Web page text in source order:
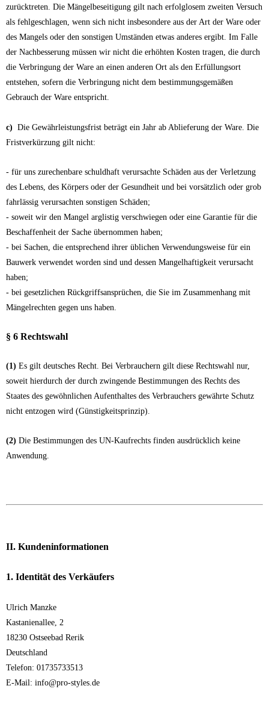
zurücktreten. Die Mängelbeseitigung gilt nach erfolglosem zweiten Versuch
als fehlgeschlagen, wenn sich nicht insbesondere aus der Art der Ware oder
des Mangels oder den sonstigen Umständen etwas anderes ergibt. Im Falle
der Nachbesserung müssen wir nicht die erhöhten Kosten tragen, die durch
die Verbringung der Ware an einen anderen Ort als den Erfüllungsort
entstehen, sofern die Verbringung nicht dem bestimmungsgemäßen
Gebrauch der Ware entspricht.
c) Die Gewährleistungsfrist beträgt ein Jahr ab Ablieferung der Ware. Die
Fristverkürzung gilt nicht:
- für uns zurechenbare schuldhaft verursachte Schäden aus der Verletzung
des Lebens, des Körpers oder der Gesundheit und bei vorsätzlich oder grob
fahrlässig verursachten sonstigen Schäden;
- soweit wir den Mangel arglistig verschwiegen oder eine Garantie für die
Beschaffenheit der Sache übernommen haben;
- bei Sachen, die entsprechend ihrer üblichen Verwendungsweise für ein
Bauwerk verwendet worden sind und dessen Mangelhaftigkeit verursacht
haben;
- bei gesetzlichen Rückgriffsansprüchen, die Sie im Zusammenhang mit
Mängelrechten gegen uns haben.
§ 6 Rechtswahl
(1) Es gilt deutsches Recht. Bei Verbrauchern gilt diese Rechtswahl nur,
soweit hierdurch der durch zwingende Bestimmungen des Rechts des
Staates des gewöhnlichen Aufenthaltes des Verbrauchers gewährte Schutz
nicht entzogen wird (Günstigkeitsprinzip).
(2) Die Bestimmungen des UN-Kaufrechts finden ausdrücklich keine
Anwendung.
II. Kundeninformationen
1. Identität des Verkäufers
Ulrich Manzke
Kastanienallee, 2
18230 Ostseebad Rerik
Deutschland
Telefon: 01735733513
E-Mail: info@pro-styles.de